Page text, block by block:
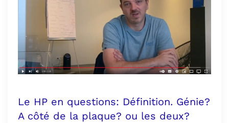
Le HP en questions: Définition. Génie?
A côté de la plaque? ou les deux?